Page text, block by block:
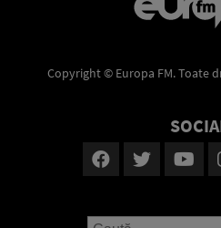
Copyright © Europa FM. Toate